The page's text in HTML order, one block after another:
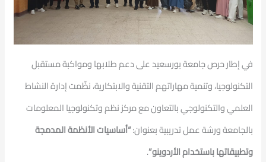
في إطار حرص جامعة بورسعيد على دعم طلابها ومواكبة مستقبل
التكنولوجيا، وتنمية مهاراتهم التقنية والابتكارية، نظّمت إدارة النشاط
العلمي والتكنولوجي بالتعاون مع مركز نظم وتكنولوجيا المعلومات
بالجامعة ورشة عمل تدريبية بعنوان:“أساسيات الأنظمة المدمجة
وتطبيقاتها باستخدام الأردوينو”.